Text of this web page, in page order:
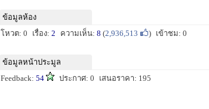
ข้อมูลห้อง
โหวต: 0
เรื่อง: 2 ความเห็น: 8 (2,936,513 ) เข้าชม: 0
ข้อมูลหน้าประมูล
Feedback: 54 ประกาศ: 0 เสนอราคา: 195